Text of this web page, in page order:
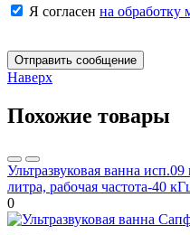
Я согласен на обработку
Отправить сообщение
Наверх
Похожие товары
Ультразвуковая ванна
литра, рабочая частота-40
0